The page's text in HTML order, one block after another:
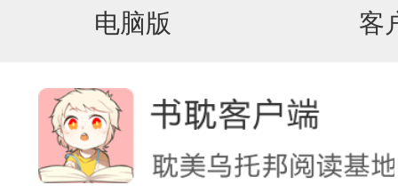
电脑版 客